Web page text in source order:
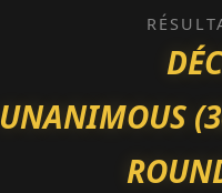
UNANIMOUS